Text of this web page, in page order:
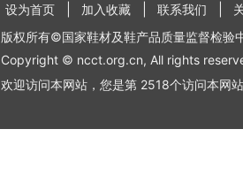
设为首页 加入收藏 联系我们
版权所有©国家鞋材及鞋产品质量监督检验
Copyright © ncct.org.cn, All rights
欢迎访问本网站，您是第 2518个访问本网